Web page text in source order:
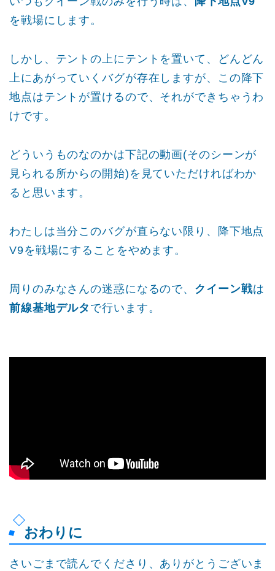
を戦場にします。
しかし、テントの上にテントを置いて、どんどん
上にあがっていくバグが存在しますが、この降下
地点はテントが置けるので、それができちゃうわ
けです。
どういうものなのかは下記の動画(そのシーンが
見られる所からの開始)を見ていただければわか
ると思います。
わたしは当分このバグが直らない限り、降下地点
V9を戦場にすることをやめます。
周りのみなさんの迷惑になるので、 クイーン戦は
前線基地デルタ で行います。
おわりに
さいごまで読んでくださり、ありがとうございま